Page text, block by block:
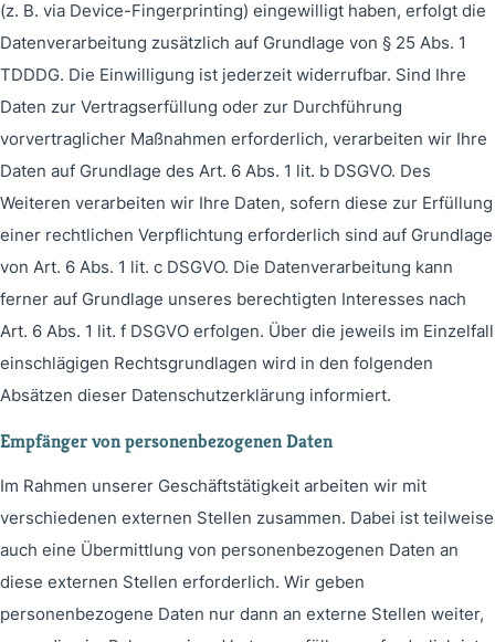
(z. B. via Device-Fingerprinting) eingewilligt haben, erfolgt die
Datenverarbeitung zusätzlich auf Grundlage von § 25 Abs. 1
TDDDG. Die Einwilligung ist jederzeit widerrufbar. Sind Ihre
Daten zur Vertragserfüllung oder zur Durchführung
vorvertraglicher Maßnahmen erforderlich, verarbeiten wir Ihre
Daten auf Grundlage des Art. 6 Abs. 1 lit. b DSGVO. Des
Weiteren verarbeiten wir Ihre Daten, sofern diese zur Erfüllung
einer rechtlichen Verpflichtung erforderlich sind auf Grundlage
von Art. 6 Abs. 1 lit. c DSGVO. Die Datenverarbeitung kann
ferner auf Grundlage unseres berechtigten Interesses nach
Art. 6 Abs. 1 lit. f DSGVO erfolgen. Über die jeweils im Einzelfall
einschlägigen Rechtsgrundlagen wird in den folgenden
Absätzen dieser Datenschutzerklärung informiert.
Empfänger von personenbezogenen Daten
Im Rahmen unserer Geschäftstätigkeit arbeiten wir mit
verschiedenen externen Stellen zusammen. Dabei ist teilweise
auch eine Übermittlung von personenbezogenen Daten an
diese externen Stellen erforderlich. Wir geben
personenbezogene Daten nur dann an externe Stellen weiter,